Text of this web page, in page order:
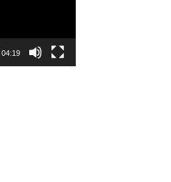
04:19